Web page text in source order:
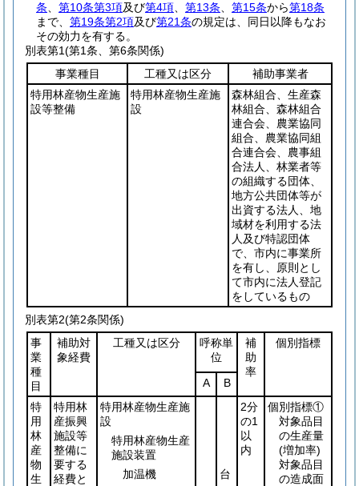
条
第10条第3項及び第4項 第13条 第15条から第18条
まで、 第19条第2項及び第21条の規定は、同日以降もなお
その効力を有する。
別表第1(第1条、第6条関係)
事業種目
工種又は区分
補助事業者
特用林産物生産施
設等整備
特用林産物生産施
設
森林組合、生産森
林組合、森林組合
連合会、農業協同
組合、農業協同組
合連合会、農事組
合法人、林業者等
の組織する団体、
地方公共団体等が
出資する法人、地
域材を利用する法
人及び特認団体
で、市内に事業所
を有し、原則とし
て市内に法人登記
をしているもの
別表第2(第2条関係)
事
業
種
目
補助対
象経費
工種又は区分
呼称単
位
補
助
率
個別指標
A
B
特
用
林
産
物
生
特用林
産振興
施設等
整備に
要する
経費と
特用林産物生産施
設
2分
の1
以
内
個別指標①
対象品目
の生産量
(増加率)
対象品目
の造成面
特用林産物生産
施設装置
加温機
台